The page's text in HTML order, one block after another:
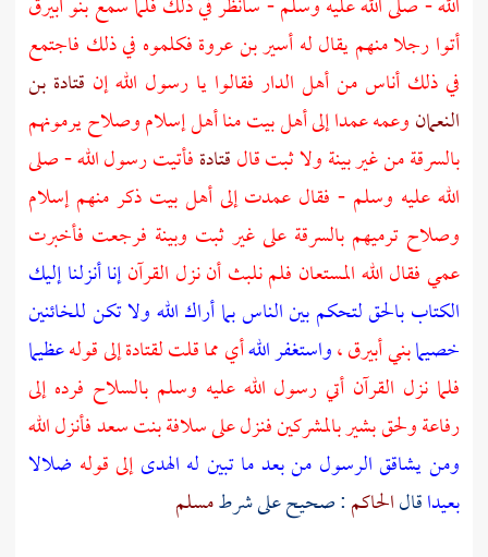
أتوا رجلا منهم يقال لهأسير بن عروةفكلموه في ذلك فاجتمع
في ذلك أناس من أهل الدار فقالوا يا رسول الله إن قتادة بن
النعمانوعمه عمدا إلى أهل بيت منا أهل إسلام وصلاح يرمونهم
بالسرقة من غير بينة ولا ثبت قالقتادةفأتيت رسول الله - صلى
الله عليه وسلم - فقال عمدت إلى أهل بيت ذكر منهم إسلام
وصلاح ترميهم بالسرقة على غير ثبت وبينة فرجعت فأخبرت
عمي فقال الله المستعان فلم نلبث أن نزل القرآنإنا أنزلنا إليك
الكتاب بالحق لتحكم بين الناس بما أراك الله ولا تكن للخائنين
خصيمابني أبيرق،واستغفر اللهأي مما قلتلقتادةإلى قولهعظيما
فلما نزل القرآن أتي رسول الله عليه وسلم بالسلاح فرده إلى
رفاعةولحقبشيربالمشركين فنزل علىسلافة بنت سعدفأنزل الله
ومن يشاقق الرسول من بعد ما تبين له الهدىإلى قوله ضلالا
بعيداقالالحاكم: صحيح على شرطمسلم